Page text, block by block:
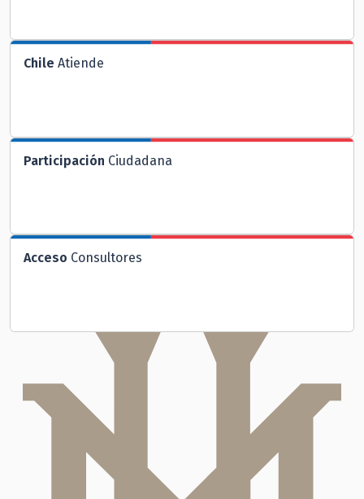
Chile Atiende
Participación Ciudadana
Acceso Consultores